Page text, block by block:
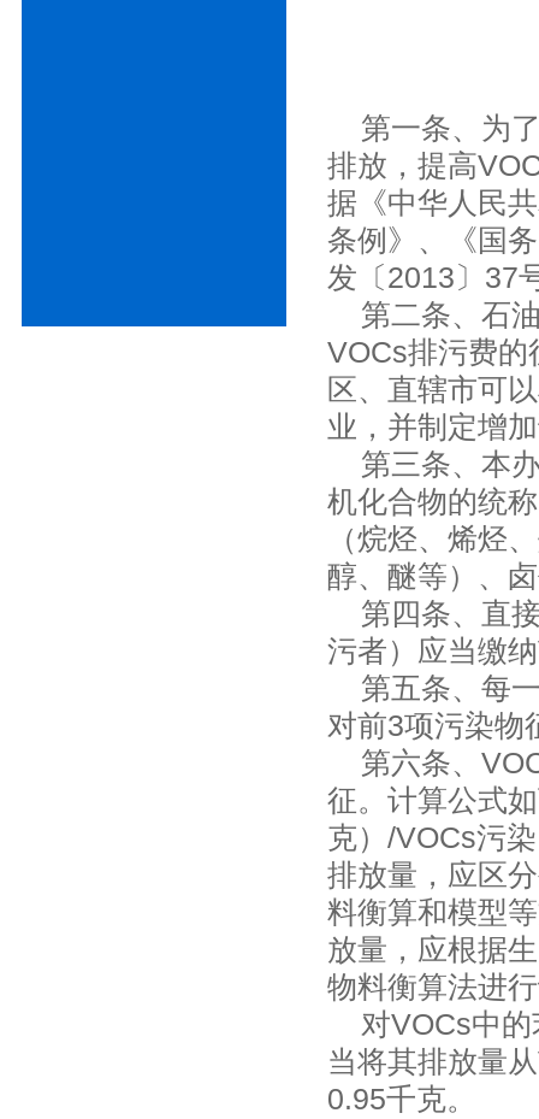
第一条、为了
排放，提高
据《中华人民
条例》、《国
发〔2013〕37
第二条、石油
VOCs排污费的
区、直辖市可
业，并制定增
第三条、本办
机化合物的统
（烷烃、烯烃
醇、醚等）、
第四条、直接
污者）应当缴
第五条、每一
对前3项污染物
第六条、
征。计算公式
克）/VOCs污
排放量，应区
料衡算和模型
放量，应根据
物料衡算法进
对VOCs中的
当将其排放量
0.95千克。